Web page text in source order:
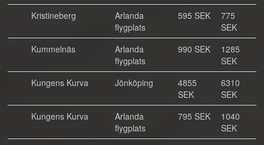
Kristineberg
Arlanda
flygplats
595 SEK
775
SEK
Kummelnäs
Arlanda
flygplats
990 SEK
1285
SEK
Kungens Kurva
Jönköping
4855
SEK
6310
SEK
Kungens Kurva
Arlanda
flygplats
795 SEK
1040
SEK